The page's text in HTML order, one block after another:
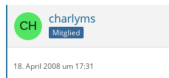
charlyms
Mitglied
18. April 2008 um 17:31